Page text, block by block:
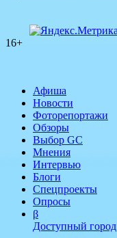
16+
Афиша
Новости
Фоторепортажи
Обзоры
Выбор GC
Мнения
Интервью
Блоги
Спецпроекты
Опросы
β
Доступный город